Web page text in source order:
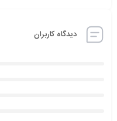
دیدگاه کاربران